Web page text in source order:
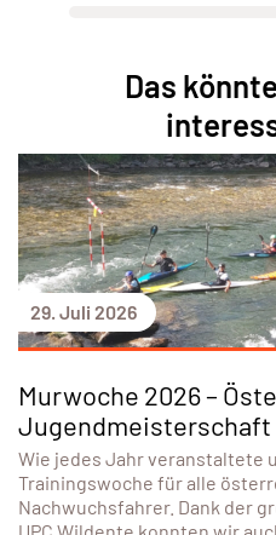
Das
29. Juli 2026
Murwoche 2026 –
Jugendmeisterschaft
Wie jedes Jahr veranstaltete
Trainingswoche für alle
Nachwuchsfahrer. Dank der